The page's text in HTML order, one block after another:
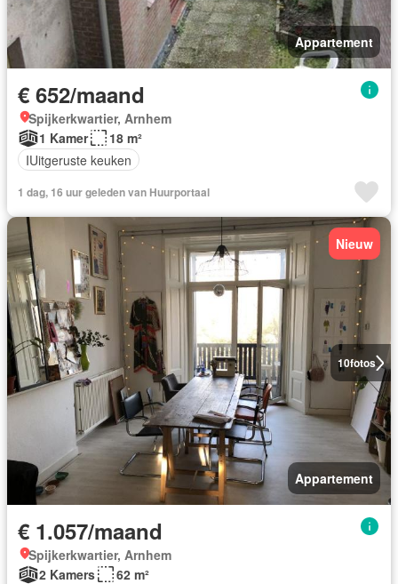
Appartement
€ 652/maand
Spijkerkwartier, Arnhem
1 Kamer
18 m²
IUitgeruste keuken
1 dag, 16 uur geleden van Huurportaal
10fotos
Nieuw
Appartement
€ 1.057/maand
Spijkerkwartier, Arnhem
2 Kamers
62 m²